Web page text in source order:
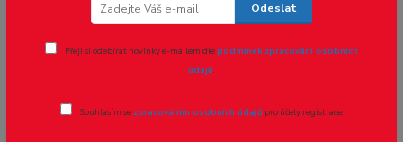
Přístrojové Odeslat
Přeji si odebírat novinky e-mailem dlepodmínek zpracování osobních
údajů.
Souhlasím se zpracováním osobních údajů pro účely registrace.